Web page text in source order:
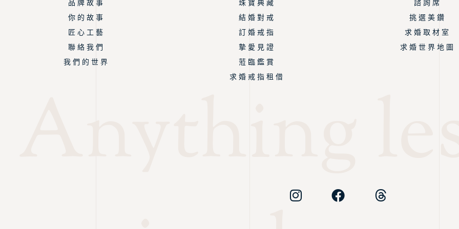
品 牌 故 事
你 的 故 事
匠 心 工 藝
聯 絡 我 們
我 們 的 世 界
珠 寶 典 藏
結 婚 對 戒
訂 婚 戒 指
摯 愛 見 證
蒞 臨 鑑 賞
求 婚 戒 指 租 借
諮 詢 席
挑 選 美 鑽
求 婚 取 材 室
求 婚 世 界 地 圖